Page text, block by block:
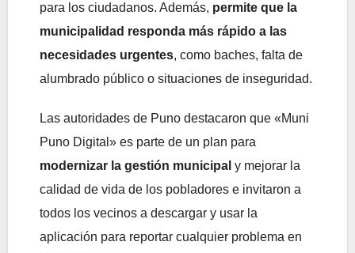
para los ciudadanos. Además, permite que la
municipalidad responda más rápido a las
necesidades urgentes, como baches, falta de
alumbrado público o situaciones de inseguridad.
Las autoridades de Puno destacaron que «Muni
Puno Digital» es parte de un plan para
modernizar la gestión municipal y mejorar la
calidad de vida de los pobladores e invitaron a
todos los vecinos a descargar y usar la
aplicación para reportar cualquier problema en